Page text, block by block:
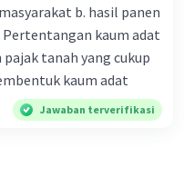
b. hasil panen
Pertentangan kaum adat
tanah yang cukup
kaum adat
Jawaban terverifikasi